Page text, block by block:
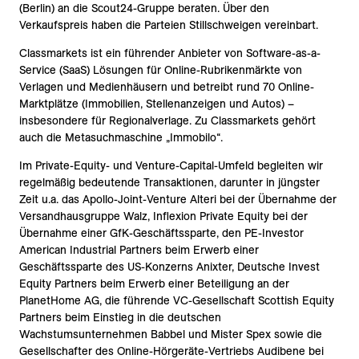
(Berlin) an die Scout24-Gruppe beraten. Über den
Verkaufspreis haben die Parteien Stillschweigen vereinbart.
Classmarkets ist ein führender Anbieter von Software-as-a-
Service (SaaS) Lösungen für Online-Rubrikenmärkte von
Verlagen und Medienhäusern und betreibt rund 70 Online-
Marktplätze (Immobilien, Stellenanzeigen und Autos) –
insbesondere für Regionalverlage. Zu Classmarkets gehört
auch die Metasuchmaschine „Immobilo“.
Im Private-Equity- und Venture-Capital-Umfeld begleiten wir
regelmäßig bedeutende Transaktionen, darunter in jüngster
Zeit u.a. das Apollo-Joint-Venture Alteri bei der Übernahme der
Versandhausgruppe Walz, Inflexion Private Equity bei der
Übernahme einer GfK-Geschäftssparte, den PE-Investor
American Industrial Partners beim Erwerb einer
Geschäftssparte des US-Konzerns Anixter, Deutsche Invest
Equity Partners beim Erwerb einer Beteiligung an der
PlanetHome AG, die führende VC-Gesellschaft Scottish Equity
Partners beim Einstieg in die deutschen
Wachstumsunternehmen Babbel und Mister Spex sowie die
Gesellschafter des Online-Hörgeräte-Vertriebs Audibene bei